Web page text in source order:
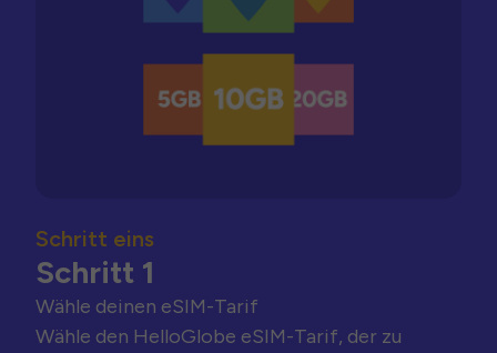
Schritt eins
Schritt 1
Wähle deinen eSIM-Tarif
Wähle den HelloGlobe eSIM-Tarif, der zu